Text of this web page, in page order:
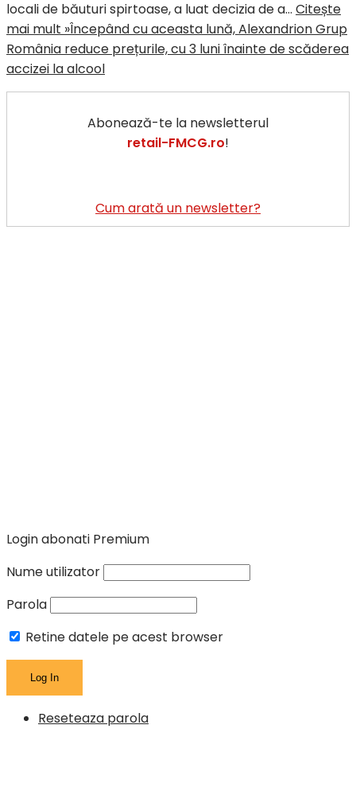
locali de băuturi spirtoase, a luat decizia de a… Citește
mai mult »Începând cu aceasta lună, Alexandrion Grup
România reduce prețurile, cu 3 luni înainte de scăderea
accizei la alcool
Abonează-te la newsletterul
retail-FMCG.ro!
Cum arată un newsletter?
Login abonati Premium
Nume utilizator
Parola
Retine datele pe acest browser
Reseteaza parola